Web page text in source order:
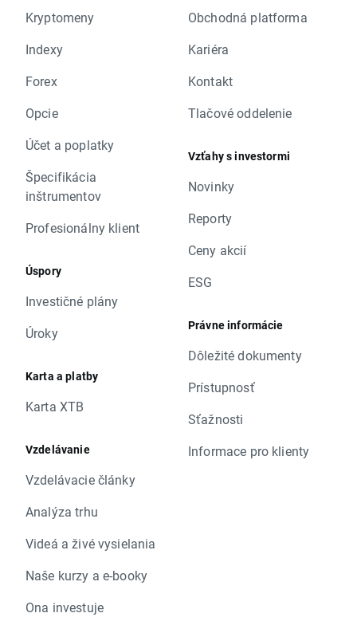
Kryptomeny
Indexy
Forex
Opcie
Účet a poplatky
Špecifikácia
inštrumentov
Profesionálny klient
Úspory
Investičné plány
Úroky
Karta a platby
Karta XTB
Vzdelávanie
Vzdelávacie články
Analýza trhu
Videá a živé vysielania
Naše kurzy a e-booky
Ona investuje
Obchodná platforma
Kariéra
Kontakt
Tlačové oddelenie
Vzťahy s investormi
Novinky
Reporty
Ceny akcií
ESG
Právne informácie
Dôležité dokumenty
Prístupnosť
Sťažnosti
Informace pro klienty